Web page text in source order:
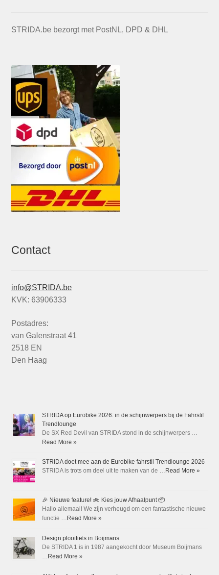
STRIDA.be bezorgt met PostNL, DPD & DHL
Contact
info@STRIDA.be
KVK: 63906333
Postadres:
van Galenstraat 41
2518 EN
Den Haag
STRIDA op Eurobike 2026: in de schijnwerpers bij de Fahrstil
Trendlounge
De SX Red Devil van STRIDA stond in de schijnwerpers …
Read More »
STRIDA doet mee aan de Eurobike fahrstil Trendlounge 2026
STRIDA is trots om deel uit te maken van de … Read More »
🎉 Nieuwe feature! 🚲 Kies jouw Afhaalpunt 📦
Hallo allemaal! We zijn verheugd om een fantastische nieuwe
functie … Read More »
Design plooifiets in Boijmans
De STRIDA 1 is in 1987 aangekocht door Museum Boijmans
… Read More »